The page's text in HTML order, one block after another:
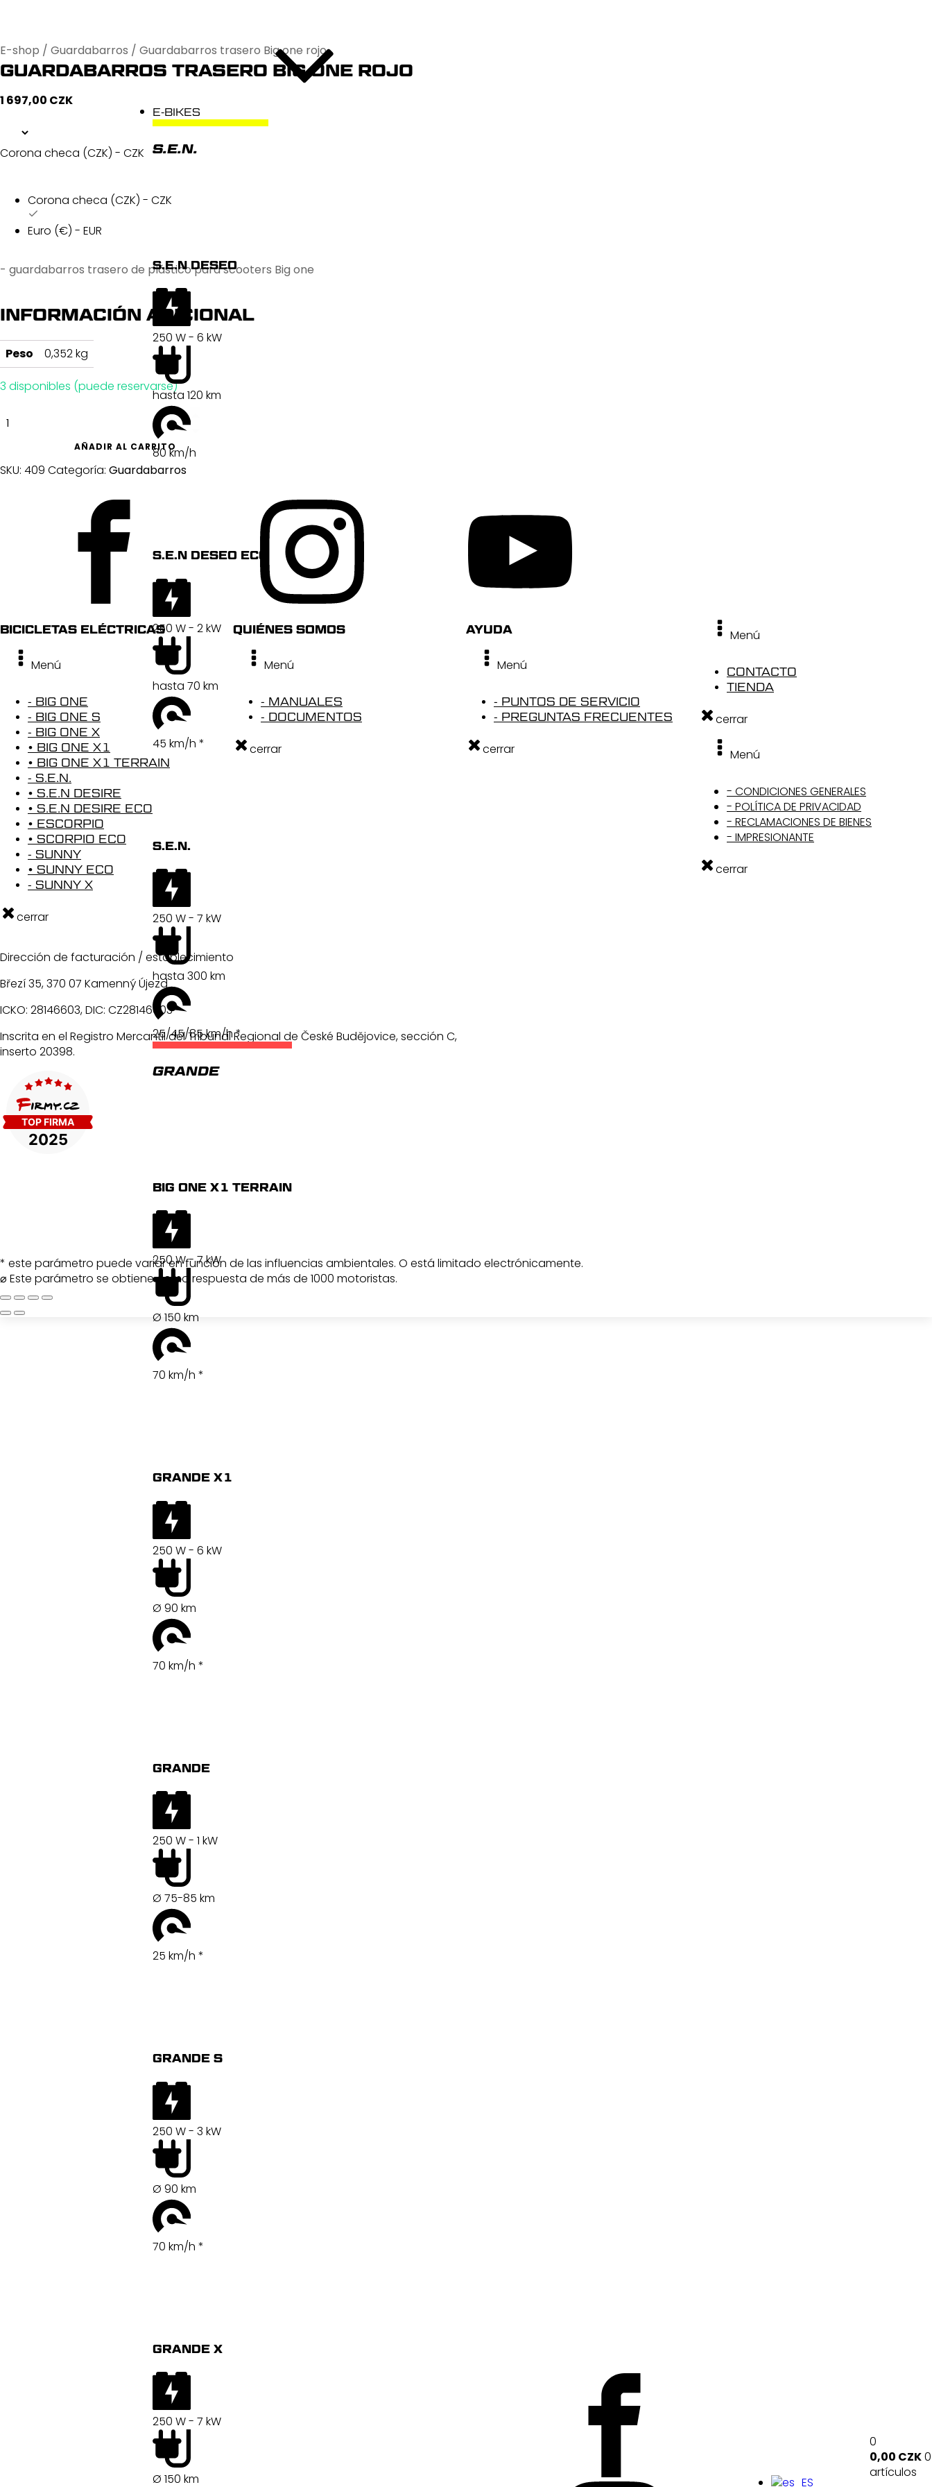
E-BIKES
S.E.N.
S.E.N DESEO
250 W - 6 kW
hasta 120 km
80 km/h
S.E.N DESEO ECO
250 W - 2 kW
hasta 70 km
45 km/h *
S.E.N.
250 W - 7 kW
hasta 300 km
25/45/85 km/h *
GRANDE
BIG ONE X1 TERRAIN
250 W - 7 kW
Ø 150 km
70 km/h *
GRANDE X1
250 W - 6 kW
Ø 90 km
70 km/h *
GRANDE
250 W - 1 kW
Ø 75-85 km
25 km/h *
GRANDE S
250 W - 3 kW
Ø 90 km
70 km/h *
GRANDE X
250 W - 7 kW
Ø 150 km
0
0,00 CZK0
artículos
E-shop / Guardabarros / Guardabarros trasero Big one rojo
GUARDABARROS TRASERO BIG ONE ROJO
1 697,00 CZK
Corona checa (CZK) - CZK
Corona checa (CZK) - CZK
Euro (€) - EUR
- guardabarros trasero de plástico para scooters Big one
INFORMACIÓN ADICIONAL
Peso 0,352 kg
3 disponibles (puede reservarse)
zadní
cantidad
AÑADIR AL CARRITO
SKU: 409 Categoría: Guardabarros
BICICLETAS ELÉCTRICAS
Menú
- BIG ONE
- BIG ONE S
- BIG ONE X
• BIG ONE X1
• BIG ONE X1 TERRAIN
- S.E.N.
• S.E.N DESIRE
• S.E.N DESIRE ECO
• ESCORPIO
• SCORPIO ECO
- SUNNY
• SUNNY ECO
- SUNNY X
cerrar
QUIÉNES SOMOS
Menú
- MANUALES
- DOCUMENTOS
cerrar
AYUDA
Menú
- PUNTOS DE SERVICIO
- PREGUNTAS FRECUENTES
cerrar
Menú
CONTACTO
TIENDA
cerrar
Menú
- CONDICIONES GENERALES
- POLÍTICA DE PRIVACIDAD
- RECLAMACIONES DE BIENES
- IMPRESIONANTE
cerrar
Dirección de facturación / establecimiento
Březí 35, 370 07 Kamenný Újezd
ICKO: 28146603, DIC: CZ28146603
Inscrita en el Registro Mercantil del Tribunal Regional de České Budějovice, sección C,
inserto 20398.
* este parámetro puede variar en función de las influencias ambientales. O está limitado electrónicamente.
⌀ Este parámetro se obtiene como respuesta de más de 1000 motoristas.